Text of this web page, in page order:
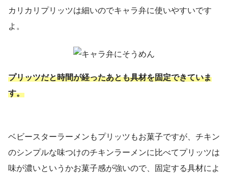
カリカリプリッツは細いのでキャラ弁に使いやすいです
よ。
プリッツだと時間が経ったあとも具材を固定できていま
す。
ベビースターラーメンもプリッツもお菓子ですが、チキン
のシンプルな味つけのチキンラーメンに比べてプリッツは
味が濃いというかお菓子感が強いので、固定する具材によ